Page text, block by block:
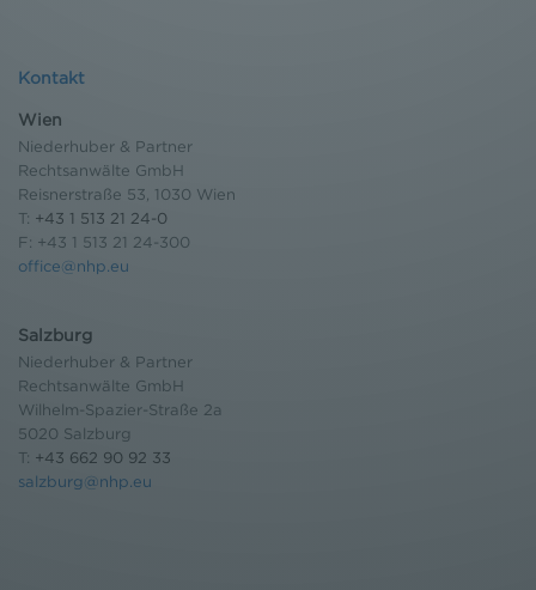
Kontakt
Wien
Niederhuber & Partner
Rechtsanwälte GmbH
Reisnerstraße 53, 1030 Wien
T: +43 1 513 21 24-0
F: +43 1 513 21 24-300
office@nhp.eu
Salzburg
Niederhuber & Partner
Rechtsanwälte GmbH
Wilhelm-Spazier-Straße 2a
5020 Salzburg
T: +43 662 90 92 33
salzburg@nhp.eu